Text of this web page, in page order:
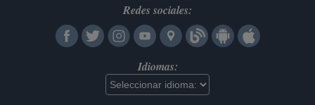
Redes sociales:
Idiomas: